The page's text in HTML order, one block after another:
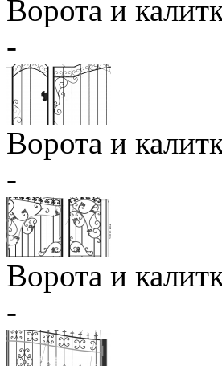
Ворота и
-
Ворота и
-
Ворота и
-